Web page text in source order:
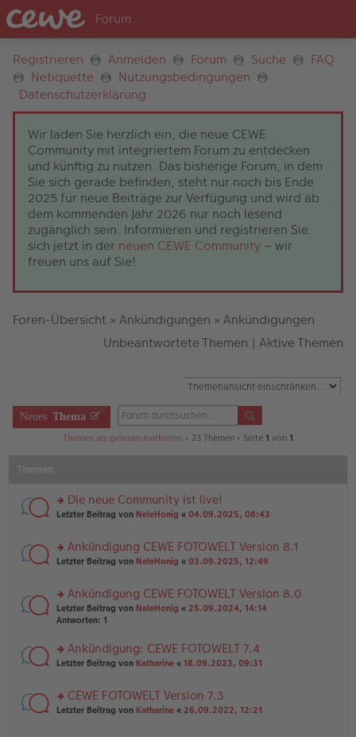
Registrieren Anmelden Forum Suche
FAQ
Netiquette
Nutzungsbedingungen
Datenschutzerklärung
Wir laden Sie herzlich ein, die neue CEWE
Community mit integriertem Forum zu entdecken
und künftig zu nutzen. Das bisherige Forum, in dem
Sie sich gerade befinden, steht nur noch bis Ende
2025 für neue Beiträge zur Verfügung und wird ab
dem kommenden Jahr 2026 nur noch lesend
zugänglich sein. Informieren und registrieren Sie
sich jetzt in der neuen CEWE Community – wir
freuen uns auf Sie!
Foren-Übersicht » Ankündigungen » Ankündigungen
Unbeantwortete Themen | Aktive Themen
Neues Thema
Themen als gelesen markieren • 23 Themen • Seite 1 von 1
rs
u
n
es
e
n
B
ei
tr
g
Die neue Community ist live!
Letzter Beitrag von NeleHonig « 04.09.2025, 08:43
rs
u
n
g
es
e
n
B
ei
tr
Ankündigung CEWE FOTOWELT Version 8.1
Letzter Beitrag von NeleHonig « 03.09.2025, 12:49
rs
te
n
g
es
e
n
Ankündigung CEWE FOTOWELT Version 8.0
Letzter Beitrag von NeleHonig « 25.09.2024, 14:14
Antworten: 1
rs
u
n
Ankündigung: CEWE FOTOWELT 7.4
Letzter Beitrag von Katharine « 18.09.2023, 09:31
rs
CEWE FOTOWELT Version 7.3
Letzter Beitrag von Katharine « 26.09.2022, 12:21